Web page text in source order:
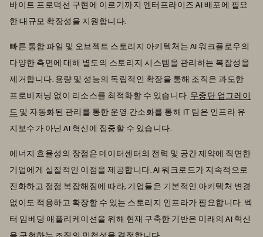
바이트 프로덕션 구현에 이르기까지 엔터프라이즈 AI 배포에 필요
한 대규모 확장성을 지원합니다.
빠른 통합 파일 및 오브젝트 스토리지 아키텍처는 AI 워크플로우의
다양한 측면에 대해 별도의 스토리지 시스템을 관리하는 복잡성을
제거합니다. 용량 및 성능의 독립적인 확장을 통해 조직은 과도한
프로비저닝 없이 리소스를 최적화할 수 있습니다. 무중단 업그레이
드 및 자동화된 관리를 통한 운영 간소화를 통해 IT 팀은 인프라 유
지보수가 아닌 AI 혁신에 집중할 수 있습니다.
에너지 효율성의 장점은 데이터센터의 전력 및 공간 제약에 직면한
기업에게 실질적인 이점을 제공합니다. AI 워크로드가 지속적으로
진화하고 점점 복잡해짐에 따라, 기업들은 기본적인 아키텍처 변경
없이도 적응하고 확장할 수 있는 스토리지 인프라가 필요합니다. 벡
터 임베딩 애플리케이션을 위해 현재 구축한 기반은 미래의 AI 혁신